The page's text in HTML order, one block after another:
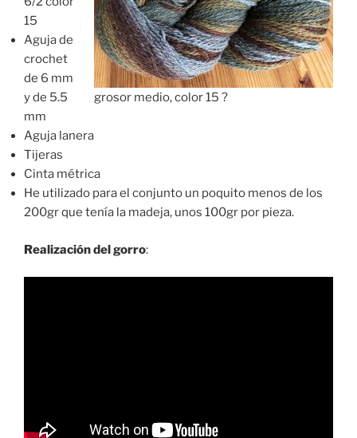
grosor medio, color 15 ?
15
Aguja de
crochet
de 6 mm
y de 5.5
mm
Aguja lanera
Tijeras
Cinta métrica
He utilizado para el conjunto un poquito menos de los
200gr que tenía la madeja, unos 100gr por pieza.
Realización del gorro: